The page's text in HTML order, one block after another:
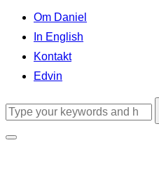
contentOm Daniel
In English
Kontakt
Edvin
Search